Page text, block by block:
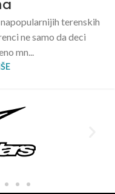
terenskih
ne samo da deci
mn...